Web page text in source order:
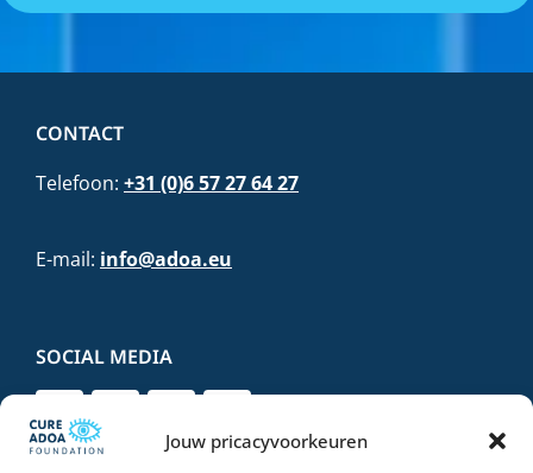
Jouw pricacyvoorkeuren
CONTACT
Telefoon: +31 (0)6 57 27 64 27
E-mail: info@adoa.eu
SOCIAL MEDIA